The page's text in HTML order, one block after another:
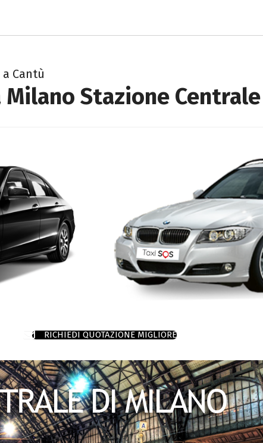
Cantù
Milano Stazione
RICHIEDI QUOTAZIONE MIGLIORE